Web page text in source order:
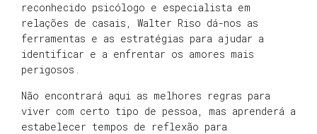
reconhecido psicólogo e especialista em
relações de casais, Walter Riso dá-nos as
ferramentas e as estratégias para ajudar a
identificar e a enfrentar os amores mais
perigosos.
Não encontrará aqui as melhores regras para
viver com certo tipo de pessoa, mas aprenderá a
estabelecer tempos de reflexão para